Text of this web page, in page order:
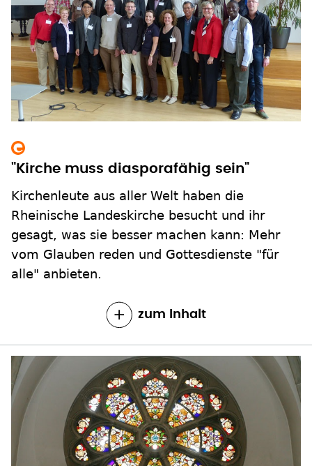
"Kirche muss diasporafähig sein"
Kirchenleute aus aller Welt haben die
Rheinische Landeskirche besucht und ihr
gesagt, was sie besser machen kann: Mehr
vom Glauben reden und Gottesdienste "für
alle" anbieten.
zum Inhalt